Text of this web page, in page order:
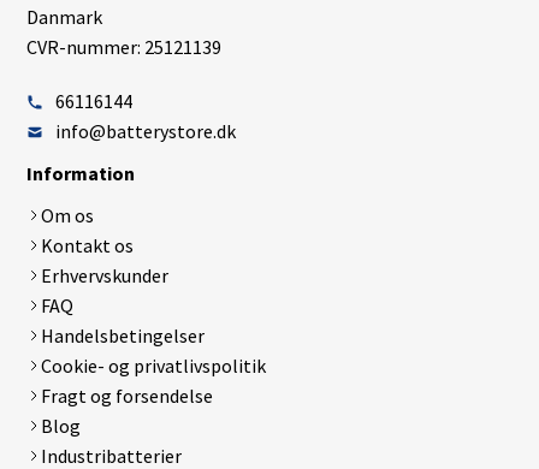
Danmark
CVR-nummer: 25121139
66116144
info@batterystore.dk
Information
Om os
Kontakt os
Erhvervskunder
FAQ
Handelsbetingelser
Cookie- og privatlivspolitik
Fragt og forsendelse
Blog
Industribatterier